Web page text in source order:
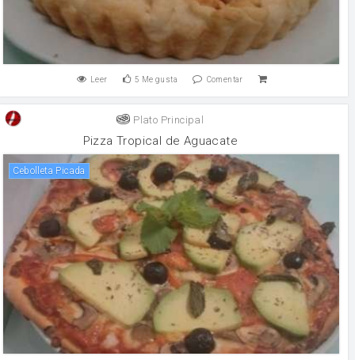
Leer 5 Me gusta Comentar
Plato Principal
Pizza Tropical de Aguacate
Cebolleta Picada